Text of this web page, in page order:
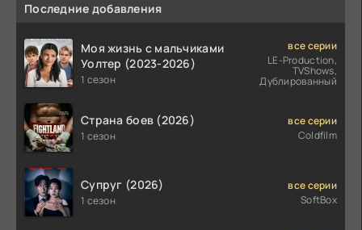
Последние добавления
Моя жизнь с мальчиками
Уолтер (2023-2026)
1 сезон
все серии
LE-Production,
TVShows,
Дублированный
Страна боев (2026)
1 сезон
все серии
Coldfilm
Супруг (2026)
1 сезон
все серии
SoftBox